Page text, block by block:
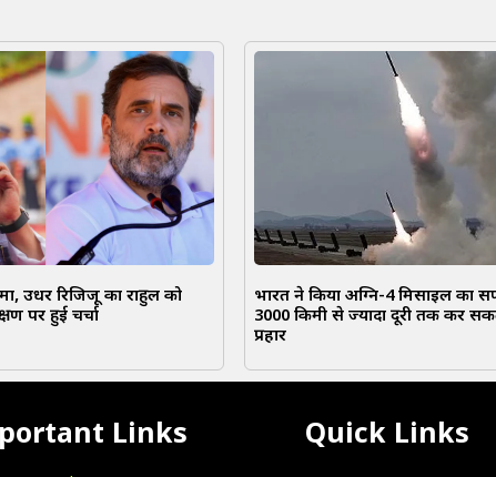
उधर रिजिजू का राहुल को
पर हुई चर्चा
भारत ने किया अग्नि-4 मिसाइल का
3000 किमी से ज्यादा दूरी तक कर
प्रहार
Links Quick Links